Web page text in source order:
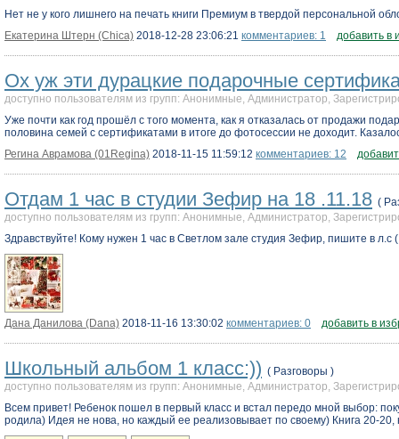
Нет не у кого лишнего на печать книги Премиум в твердой персональной
Екатерина Штерн (Chica) 2018-12-28 23:06:21 комментариев: 1 добавить в
Ох уж эти дурацкие подарочные
доступно пользователям из групп: Анонимные, Администратор,
Уже почти как год прошёл с того момента, как я отказалась от продажи
половина семей с сертификатами в итоге до фотосессии не доходит.
Регина Аврамова (01Regina) 2018-11-15 11:59:12 комментариев: 12
Отдам 1 час в студии Зефир на 18 .11.18 (
доступно пользователям из групп: Анонимные, Администратор,
Здравствуйте! Кому нужен 1 час в Светлом зале студия Зефир, пишите в
Дана Данилова (Dana) 2018-11-16 13:30:02 комментариев: 0 добавить в
Школьный альбом 1 класс:)) ( Разговоры )
доступно пользователям из групп: Анонимные, Администратор,
Всем привет! Ребенок пошел в первый класс и встал передо мной выбор:
родила) Идея не нова, но каждый ее реализовывает по своему) Книга 20-20,